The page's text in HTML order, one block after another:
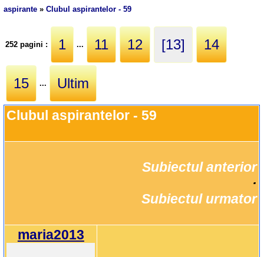
aspirante »Clubul aspirantelor - 59
252 pagini : 1 ... 11 12 [13] 14
15 ... Ultim
Clubul aspirantelor - 59
Subiectul anterior
Subiectul urmator
maria2013